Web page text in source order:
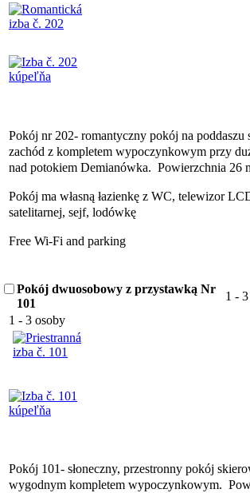
Pokój nr 202- romantyczny pokój na poddaszu
zachód z kompletem wypoczynkowym przy
nad potokiem Demianówka. Powierzchnia 26
Pokój ma własną łazienkę z WC, telewizor
satelitarnej, sejf, lodówkę
Free Wi-Fi and parking
Pokój dwuosobowy z przystawką Nr
101
1 - 3 osoby
1 -
Pokój 101- słoneczny, przestronny pokój
wygodnym kompletem wypoczynkowym.